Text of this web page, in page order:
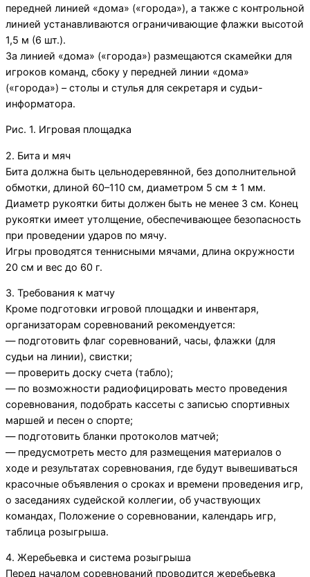
передней линией «дома» («города»), а также с контрольной
линией устанавливаются ограничивающие флажки высотой
1,5 м (6 шт.).
За линией «дома» («города») размещаются скамейки для
игроков команд, сбоку у передней линии «дома»
(«города») – столы и стулья для секретаря и судьи-
информатора.
Рис. 1. Игровая площадка
2. Бита и мяч
Бита должна быть цельнодеревянной, без дополнительной
обмотки, длиной 60–110 см, диаметром 5 см ± 1 мм.
Диаметр рукоятки биты должен быть не менее 3 см. Конец
рукоятки имеет утолщение, обеспечивающее безопасность
при проведении ударов по мячу.
Игры проводятся теннисными мячами, длина окружности
20 см и вес до 60 г.
3. Требования к матчу
Кроме подготовки игровой площадки и инвентаря,
организаторам соревнований рекомендуется:
— подготовить флаг соревнований, часы, флажки (для
судьи на линии), свистки;
— проверить доску счета (табло);
— по возможности радиофицировать место проведения
соревнования, подобрать кассеты с записью спортивных
маршей и песен о спорте;
— подготовить бланки протоколов матчей;
— предусмотреть место для размещения материалов о
ходе и результатах соревнования, где будут вывешиваться
красочные объявления о сроках и времени проведения игр,
о заседаниях судейской коллегии, об участвующих
командах, Положение о соревновании, календарь игр,
таблица розыгрыша.
4. Жеребьевка и система розыгрыша
Перед началом соревнований проводится жеребьевка